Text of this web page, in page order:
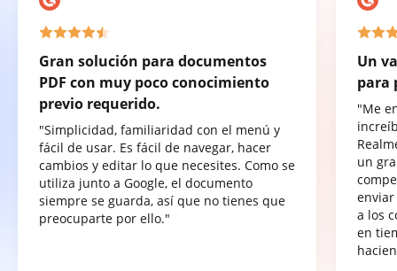
Gran solución para documentos
PDF con muy poco conocimiento
previo requerido.
"Simplicidad, familiaridad con el menú y
fácil de usar. Es fácil de navegar, hacer
cambios y editar lo que necesites. Como se
utiliza junto a Google, el documento
siempre se guarda, así que no tienes que
preocuparte por ello."
Un
para
"Me
un
a los
en